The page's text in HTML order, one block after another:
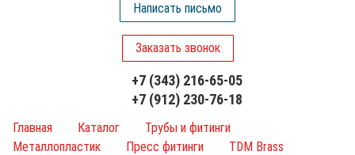
у
Написать письмо
Заказать звонок
+7 (343) 216-65-05
+7 (912) 230-76-18
Главная Каталог
Трубы и фитинги
Металлопластик
Пресс фитинги
TDM Brass